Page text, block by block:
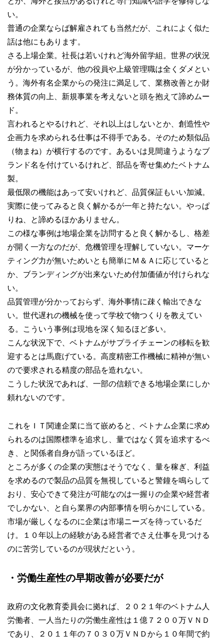
い。
普通の企業ならば解雇されても当然だが、これによく似た
話は他にもあります。
さる上場企業。社長は若いけれど海外留学組。世界の状況
が分かっているが、他の役員や上級管理職は全くダメとい
う。海外有名企業からの発注に満足して、業務改善とか財
務体質の向上、新規事業を考えないと頭を抱えて諦めムー
ド。
言われるとやるけれど、それ以上はしないとか、創造性や
企画力を求められる仕事は不得手である。そのため類似品
（物まね）が横行するのです。あるいは見間違うようなブ
ランド名を付けているけれど、部品を寄せ集めたベトナム
製。
最低限の機能はあって安いけれど、品質保証もいい加減。
実際に使ってみると良く解かるが一年と持たない。やっぱ
りね、と諦めるほかありません。
この様な事例は地場企業を訪問すると良く解かるし、格差
が開く一方なのだが、危機管理を理解していない。マーケ
ティング力が無いためいとも簡単にＭ＆Ａに応じていると
か、ブランディングが出来ないため付加価値が付けられな
い。
品質管理が分かっておらず、海外事情に疎く輸出できな
い。世代遅れの機械を使って学校で物つくりを教えてい
る。こういう事例は現地を深く知るほど多い。
こんな状況下で、ベトナムがサプライチェーンの移転を歓
迎するとは馬鹿げている。高度精密工作機械に精神が無い
ので要求される精度の部品を造れない。
こうした状況であれば、一部の信頼できる地場企業にしか
頼れないのです。
これをＩＴ関連企業に当て嵌めると、ベトナム企業に求め
られるのは国際標準を追求し、量ではなく質を追求するべ
き、と関係者自身が語っているほど。
ところが多くの企業の実態はそうでなく、量を稼ぎ、利益
を求めるので製品の品質を無視していると警鐘を鳴らして
おり、安心できて発注が可能なのは一握りの企業や経営者
でしかない、と自ら業界の内部事情を明らかにしている。
市場が厳しくなるのに企業は市場ニーズを待っているだ
け。１０年以上の経験がある経営者でさえ仕事を見つける
のに苦労しているのが現状だという。
・労働生産性の早期改善が必要だが
政府の文化教育委員会に拠れば、２０２１年のベトナム人
労働者、一人当たりの労働生産性は１億７２００万ＶＮＤ
であり、２０１１年の７０３０万ＶＮＤから１０年間で約